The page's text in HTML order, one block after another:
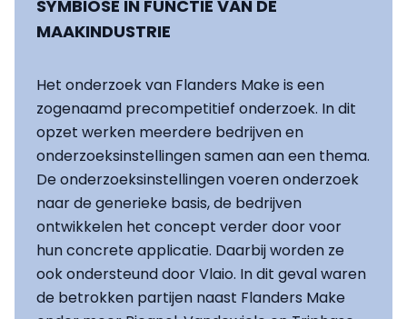
SYMBIOSE IN FUNCTIE VAN DE
MAAKINDUSTRIE
Het onderzoek van Flanders Make is een
zogenaamd precompetitief onderzoek. In dit
opzet werken meerdere bedrijven en
onderzoeksinstellingen samen aan een thema.
De onderzoeksinstellingen voeren onderzoek
naar de generieke basis, de bedrijven
ontwikkelen het concept verder door voor
hun concrete applicatie. Daarbij worden ze
ook ondersteund door Vlaio. In dit geval waren
de betrokken partijen naast Flanders Make